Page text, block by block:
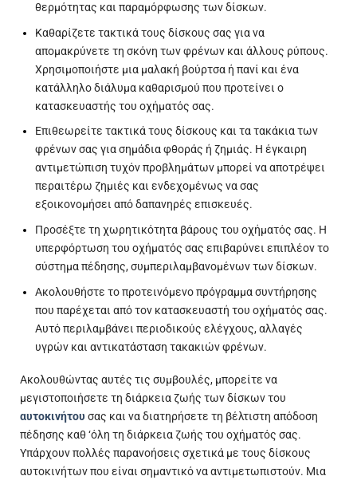
θερμότητας και παραμόρφωσης των δίσκων.
Καθαρίζετε τακτικά τους δίσκους σας για να
απομακρύνετε τη σκόνη των φρένων και άλλους ρύπους.
Χρησιμοποιήστε μια μαλακή βούρτσα ή πανί και ένα
κατάλληλο διάλυμα καθαρισμού που προτείνει ο
κατασκευαστής του οχήματός σας.
Επιθεωρείτε τακτικά τους δίσκους και τα τακάκια των
φρένων σας για σημάδια φθοράς ή ζημιάς. Η έγκαιρη
αντιμετώπιση τυχόν προβλημάτων μπορεί να αποτρέψει
περαιτέρω ζημιές και ενδεχομένως να σας
εξοικονομήσει από δαπανηρές επισκευές.
Προσέξτε τη χωρητικότητα βάρους του οχήματός σας. Η
υπερφόρτωση του οχήματός σας επιβαρύνει επιπλέον το
σύστημα πέδησης, συμπεριλαμβανομένων των δίσκων.
Ακολουθήστε το προτεινόμενο πρόγραμμα συντήρησης
που παρέχεται από τον κατασκευαστή του οχήματός σας.
Αυτό περιλαμβάνει περιοδικούς ελέγχους, αλλαγές
υγρών και αντικατάσταση τακακιών φρένων.
Ακολουθώντας αυτές τις συμβουλές, μπορείτε να
μεγιστοποιήσετε τη διάρκεια ζωής των δίσκων του
αυτοκινήτου σας και να διατηρήσετε τη βέλτιστη απόδοση
πέδησης καθ ‘όλη τη διάρκεια ζωής του οχήματός σας.
Υπάρχουν πολλές παρανοήσεις σχετικά με τους δίσκους
αυτοκινήτων που είναι σημαντικό να αντιμετωπιστούν. Μια